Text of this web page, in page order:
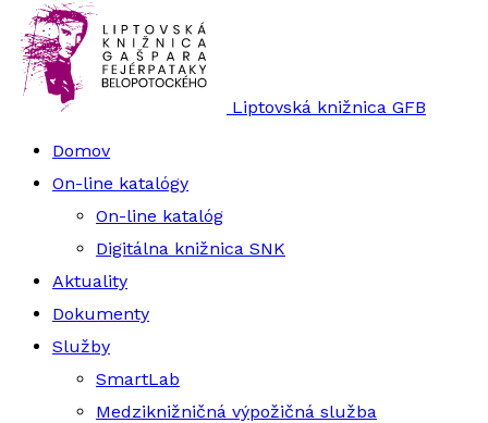
Liptovská knižnica GFB
Domov
On-line katalógy
On-line katalóg
Digitálna knižnica SNK
Aktuality
Dokumenty
Služby
SmartLab
Medziknižničná výpožičná služba